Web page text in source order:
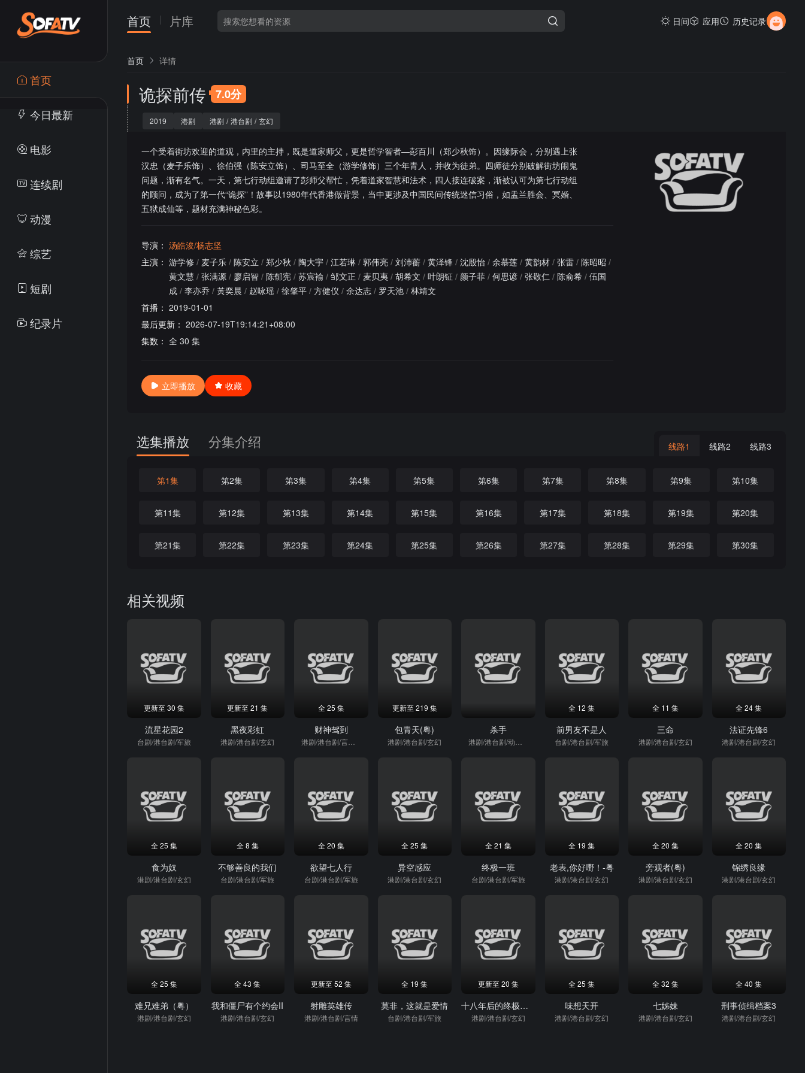
首页
今日最新
电影
连续剧
动漫
综艺
短剧
纪录片
首页 片库 日间 应用 历史记录
首页 详情
诡探前传 7.0分
2019 港剧 港剧 / 港台剧 / 玄幻
一个受着街坊欢迎的道观，内里的主持，既是道家师父，更是哲学智者—彭百川（郑少秋饰）。因缘际会，分别遇上张
汉忠（麦子乐饰）、徐伯强（陈安立饰）、司马至全（游学修饰）三个年青人，并收为徒弟。四师徒分别破解街坊闹鬼
问题，渐有名气。一天，第七行动组邀请了彭师父帮忙，凭着道家智慧和法术，四人接连破案，渐被认可为第七行动组
的顾问，成为了第一代“诡探”！故事以1980年代香港做背景，当中更涉及中国民间传统迷信习俗，如盂兰胜会、冥婚、
五狱成仙等，题材充满神秘色彩。
导演： 汤皓浚/杨志坚
主演： 游学修 / 麦子乐 / 陈安立 / 郑少秋 / 陶大宇 / 江若琳 / 郭伟亮 / 刘沛蘅 / 黄泽锋 / 沈殷怡 / 余慕莲 / 黄韵材 / 张雷 / 陈昭昭 /
黄文慧 / 张满源 / 廖启智 / 陈郁宪 / 苏宸褕 / 邹文正 / 麦贝夷 / 胡希文 / 叶朗钲 / 颜子菲 / 何思谚 / 张敬仁 / 陈俞希 / 伍国
成 / 李亦乔 / 黃奕晨 / 赵咏瑶 / 徐肇平 / 方健仪 / 余达志 / 罗天池 / 林靖文
首播： 2019-01-01
最后更新： 2026-07-19T19:14:21+08:00
集数： 全 30 集
立即播放 收藏
选集播放 分集介绍 线路1 线路2 线路3
第1集 第2集 第3集 第4集 第5集 第6集 第7集 第8集 第9集 第10集
第11集 第12集 第13集 第14集 第15集 第16集 第17集 第18集 第19集 第20集
第21集 第22集 第23集 第24集 第25集 第26集 第27集 第28集 第29集 第30集
相关视频
更新至 30 集
流星花园2
台剧/港台剧/军旅
更新至 21 集
黑夜彩虹
港剧/港台剧/玄幻
全 25 集
财神驾到
更新至 219 集
包青天(粤)
港剧/港台剧/玄幻
杀手
全 12 集
前男友不是人
台剧/港台剧/军旅
全 11 集
三命
港剧/港台剧/玄幻
全 24 集
法证先锋6
港剧/港台剧/玄幻
全 25 集
食为奴
港剧/港台剧/玄幻
全 8 集
不够善良的我们
台剧/港台剧/军旅
全 20 集
欲望七人行
台剧/港台剧/军旅
全 25 集
异空感应
港剧/港台剧/玄幻
全 21 集
终极一班
台剧/港台剧/军旅
全 19 集
老表,你好嘢！-粤
港剧/港台剧/玄幻
全 20 集
旁观者(粤)
港剧/港台剧/玄幻
全 20 集
锦绣良缘
港剧/港台剧/玄幻
全 25 集
难兄难弟（粤）
港剧/港台剧/玄幻
全 43 集
我和僵尸有个约会II
港剧/港台剧/玄幻
更新至 52 集
射雕英雄传
港剧/港台剧/言情
全 19 集
莫非，这就是爱情
台剧/港台剧/军旅
更新至 20 集
十八年后的终极告白2.0(国)
港剧/港台剧/玄幻
全 25 集
味想天开
港剧/港台剧/玄幻
全 32 集
七姊妹
港剧/港台剧/玄幻
全 40 集
刑事侦缉档案3
港剧/港台剧/玄幻